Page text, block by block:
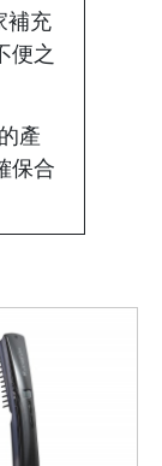
補充
便之
產
保合